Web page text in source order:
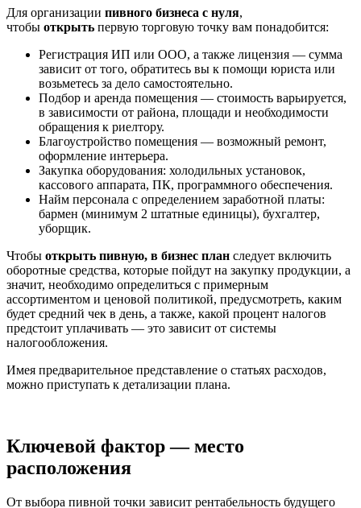
Для организации пивного бизнеса с нуля,
чтобы открыть первую торговую точку вам понадобится:
Регистрация ИП или ООО, а также лицензия — сумма
зависит от того, обратитесь вы к помощи юриста или
возьметесь за дело самостоятельно.
Подбор и аренда помещения — стоимость варьируется,
в зависимости от района, площади и необходимости
обращения к риелтору.
Благоустройство помещения — возможный ремонт,
оформление интерьера.
Закупка оборудования: холодильных установок,
кассового аппарата, ПК, программного обеспечения.
Найм персонала с определением заработной платы:
бармен (минимум 2 штатные единицы), бухгалтер,
уборщик.
Чтобы открыть пивную, в бизнес план следует включить
оборотные средства, которые пойдут на закупку продукции, а
значит, необходимо определиться с примерным
ассортиментом и ценовой политикой, предусмотреть, каким
будет средний чек в день, а также, какой процент налогов
предстоит уплачивать — это зависит от системы
налогообложения.
Имея предварительное представление о статьях расходов,
можно приступать к детализации плана.
Ключевой фактор — место
расположения
От выбора пивной точки зависит рентабельность будущего